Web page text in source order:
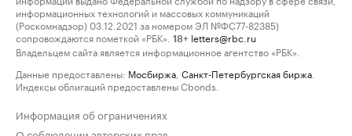
информационных технологий и массовых коммуникаций
(Роскомнадзор) 03.12.2021 за номером ЭЛ №ФС77-82385)
сопровождаются пометкой «РБК».
18+ letters@rbc.ru
Владельцем сайта является информационное агентство «РБК».
Данные предоставлены: Мосбиржа Санкт-Петербургская биржа
Индексы облигаций предоставлены Cbonds.
Информация об ограничениях